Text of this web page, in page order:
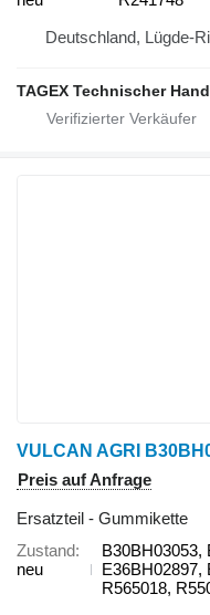
Deutschland, Lügde-
TAGEX Technischer
Preis auf Anfrage
Ersatzteil - Gummikette
Zustand
neu
B30BH03053,
E36BH02897,
R565018,